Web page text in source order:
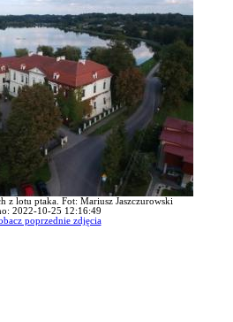
z lotu ptaka. Fot: Mariusz Jaszczurowski
2022-10-25 12:16:49
poprzednie zdjęcia